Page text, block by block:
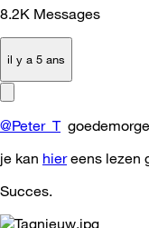
8.2K Messages
il y a 5 ans
@Peter_T
je kan hiereens lezen
Succes.